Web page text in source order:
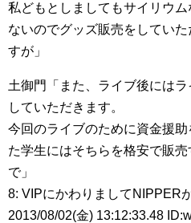
私どもとしましてもサイリウ
ないのでグッズ販売をしてい
すが」
土御門「また、ライブ後には
していただきます。
今回のライブのために資金援
た学生にはそちらを格安で販
で」
8: VIPにかわりましてNIPPER
2013/08/02(金) 13:12:33.48